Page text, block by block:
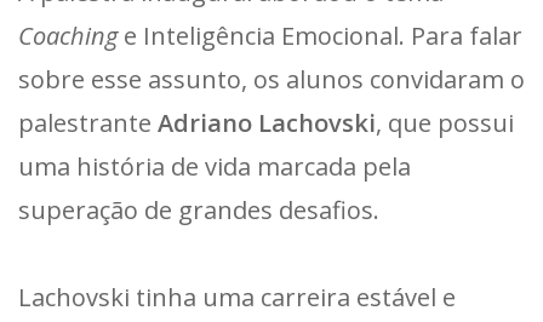
Coachinge Inteligência Emocional. Para falar
sobre esse assunto, os alunos convidaram o
palestrante Adriano Lachovski, que possui
uma história de vida marcada pela
superação de grandes desafios.
Lachovski tinha uma carreira estável e